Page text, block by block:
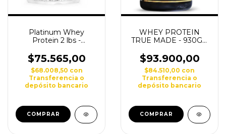
Platinum Whey
Protein 2 lbs -
Nutrition)
$75.565,00
$68.008,50 con
Transferencia o
depósito bancario
COMPRAR
WHEY PROTEIN
TRUE MADE - 930GR
$93.900,00
$84.510,00 con
Transferencia o
depósito bancario
COMPRAR